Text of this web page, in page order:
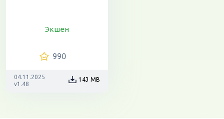
Экшен
990
04.11.2025
v1.48
143 MB